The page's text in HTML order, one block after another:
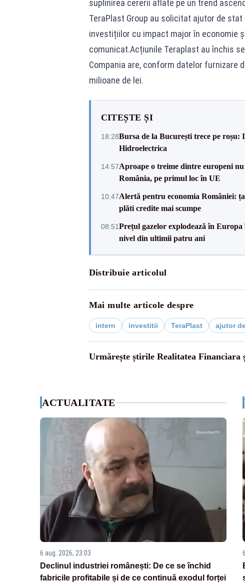
suplinirea cererii aflate pe un trend
TeraPlast Group au solicitat ajutor de
investițiilor cu impact major în economie
comunicat.Acțiunile Teraplast au închis
Compania are, conform datelor furnizare
milioane de lei.
CITEȘTE ȘI
18:28Bursa de la București trece pe roșu:
Hidroelectrica
14:57Aproape o treime dintre europeni
România, pe primul loc în UE
10:47Alertă pentru economia României:
plăti credite mai scumpe
08:51Prețul gazelor explodează în
nivel din ultimii patru ani
Distribuie articolul
Mai multe articole despre
intern investitii TeraPlast ajutor
Urmărește știrile Realitatea Financiara
ACTUALITATE
6 aug. 2026, 23:03
Declinul industriei românești: De ce se închid
fabricile profitabile și de ce continuă exodul forței